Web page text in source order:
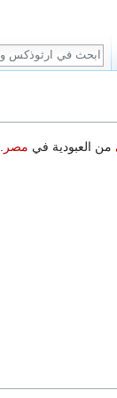
من العبودية في مصر .
بحث